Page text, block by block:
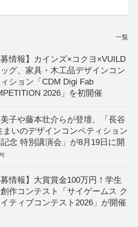
一覧
募情報】カインズ×コクヨ×VUILD
グ、家具・木工品デザインコン
ション「CDM Digi Fab
2026」を初開催
子や藤本壮介らが登壇、「長谷
まいのデザインコンペティション
念 特別講演会」が8月19日に開
募情報】大賞賞金100万円！学生
作コンテスト「サイゲームス ク
イティブコンテスト2026」が開催